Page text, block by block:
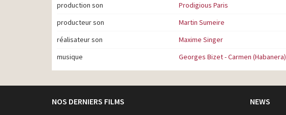
production son
Prodigious Paris
producteur son
Martin Sumeire
réalisateur son
Maxime Singer
musique
Georges Bizet - Carmen (Habanera)
NOS DERNIERS FILMS NEWS